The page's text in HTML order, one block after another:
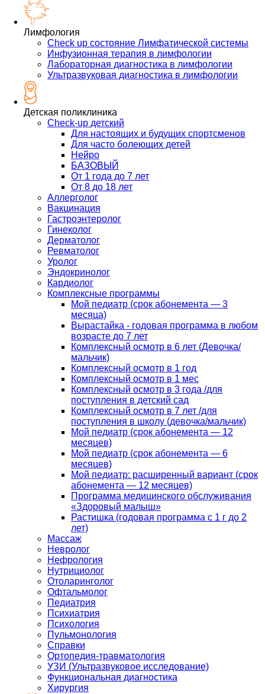
Лимфология
Check up состояние Лимфатической системы
Инфузионная терапия в лимфологии
Лабораторная диагностика в лимфологии
Ультразвуковая диагностика в лимфологии
Детская поликлиника
Check-up детский
Для настоящих и будущих спортсменов
Для часто болеющих детей
Нейро
БАЗОВЫЙ
От 1 года до 7 лет
От 8 до 18 лет
Аллерголог
Вакцинация
Гастроэнтеролог
Гинеколог
Дерматолог
Ревматолог
Уролог
Эндокринолог
Кардиолог
Комплексные программы
Мой педиатр (срок абонемента — 3
месяца)
Вырастайка - годовая программа в любом
возрасте до 7 лет
Комплексный осмотр в 6 лет (Девочка/
мальчик)
Комплексный осмотр в 1 год
Комплексный осмотр в 1 мес
Комплексный осмотр в 3 года /для
поступления в детский сад
Комплексный осмотр в 7 лет /для
поступления в школу (девочка/мальчик)
Мой педиатр (срок абонемента — 12
месяцев)
Мой педиатр (срок абонемента — 6
месяцев)
Мой педиатр: расширенный вариант (срок
абонемента — 12 месяцев)
Программа медицинского обслуживания
«Здоровый малыш»
Растишка (годовая программа с 1 г до 2
лет)
Массаж
Невролог
Нефрология
Нутрициолог
Отоларинголог
Офтальмолог
Педиатрия
Психиатрия
Психология
Пульмонология
Справки
Ортопедия-травматология
УЗИ (Ультразвуковое исследование)
Функциональная диагностика
Хирургия